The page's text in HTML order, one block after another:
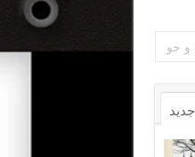
جدید